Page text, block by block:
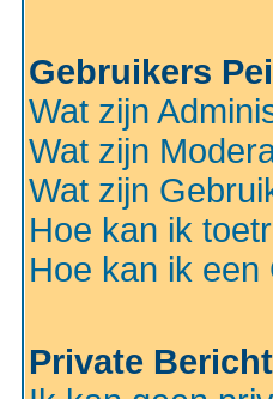
Gebruikers
Wat zijn
Wat zijn
Wat zijn
Hoe kan ik
Hoe kan ik
Private